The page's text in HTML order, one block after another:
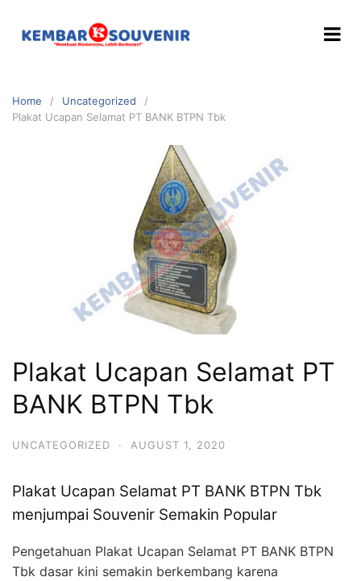
Home
Uncategorized
Plakat Ucapan Selamat PT BANK BTPN Tbk
Plakat Ucapan Selamat PT
BANK BTPN Tbk
UNCATEGORIZED · AUGUST 1, 2020
Plakat Ucapan Selamat PT BANK BTPN Tbk
menjumpai Souvenir Semakin Popular
Pengetahuan Plakat Ucapan Selamat PT BANK BTPN
Tbk dasar kini semakin berkembang karena